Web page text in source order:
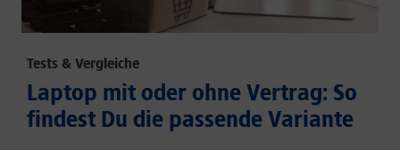
Tests & Vergleiche
Laptop mit oder ohne Vertrag: So
findest Du die passende Variante